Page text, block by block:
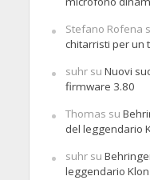
Stefano Rofena
chitarristi per un
suhrsu Nuovi
firmware 3.80
Thomas su
del leggendario
suhrsu
leggendario